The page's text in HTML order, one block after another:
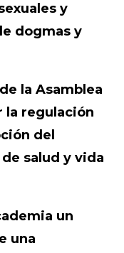
y
dogmas y
la Asamblea
la regulación
del
salud y vida
un
una